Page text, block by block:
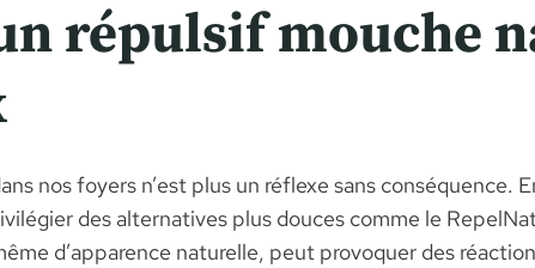
répulsif mouche
nos foyers n’est plus un réflexe sans conséquence.
des alternatives plus douces comme le
d’apparence naturelle, peut provoquer des